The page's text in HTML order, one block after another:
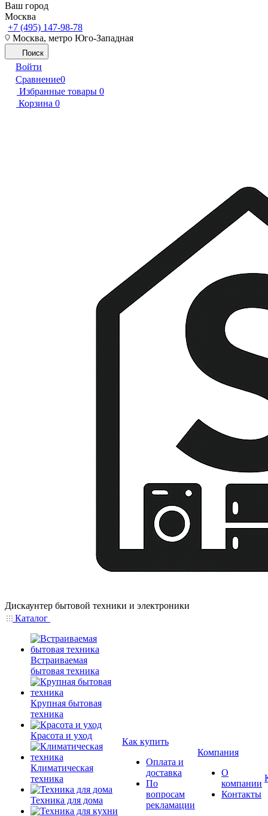
Ваш город
Москва
+7 (495) 147-98-78
Москва, метро Юго-Западная
Поиск
Войти
Сравнение0
Избранные товары 0
Корзина 0
Дискаунтер бытовой техники и электроники
Каталог
Встраиваемая
бытовая техника
Крупная бытовая
техника
Красота и уход
Климатическая
техника
Техника для дома
Как купить
Оплата и
доставка
По
вопросам
рекламации
Компания
О
компании
Контакты